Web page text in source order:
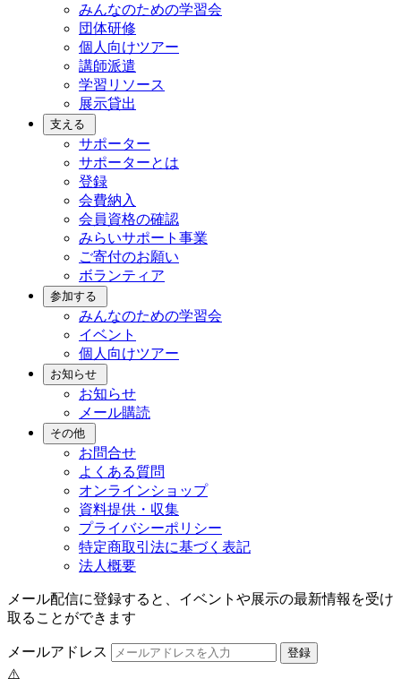
みんなのための学習会
団体研修
個人向けツアー
講師派遣
学習リソース
展示貸出
支える
サポーター
サポーターとは
登録
会費納入
会員資格の確認
みらいサポート事業
ご寄付のお願い
ボランティア
参加する
みんなのための学習会
イベント
個人向けツアー
お知らせ
お知らせ
メール購読
その他
お問合せ
よくある質問
オンラインショップ
資料提供・収集
プライバシーポリシー
特定商取引法に基づく表記
法人概要
メール配信に登録すると、イベントや展示の最新情報を受け
取ることができます
メールアドレス 登録